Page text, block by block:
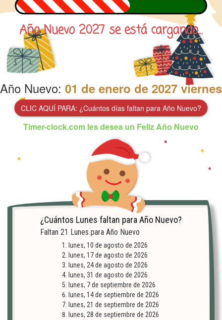
Año Nuevo 2027 se está cargando...
Año Nuevo: 01 de enero de 2027 viernes
CLIC AQUÍ PARA: ¿Cuántos días faltan para Año Nuevo?
Timer-clock.com les desea un Feliz Año Nuevo
¿Cuántos Lunes faltan para Año Nuevo?
Faltan 21 Lunes para Año Nuevo
lunes, 10 de agosto de 2026
lunes, 17 de agosto de 2026
lunes, 24 de agosto de 2026
lunes, 31 de agosto de 2026
lunes, 7 de septiembre de 2026
lunes, 14 de septiembre de 2026
lunes, 21 de septiembre de 2026
lunes, 28 de septiembre de 2026